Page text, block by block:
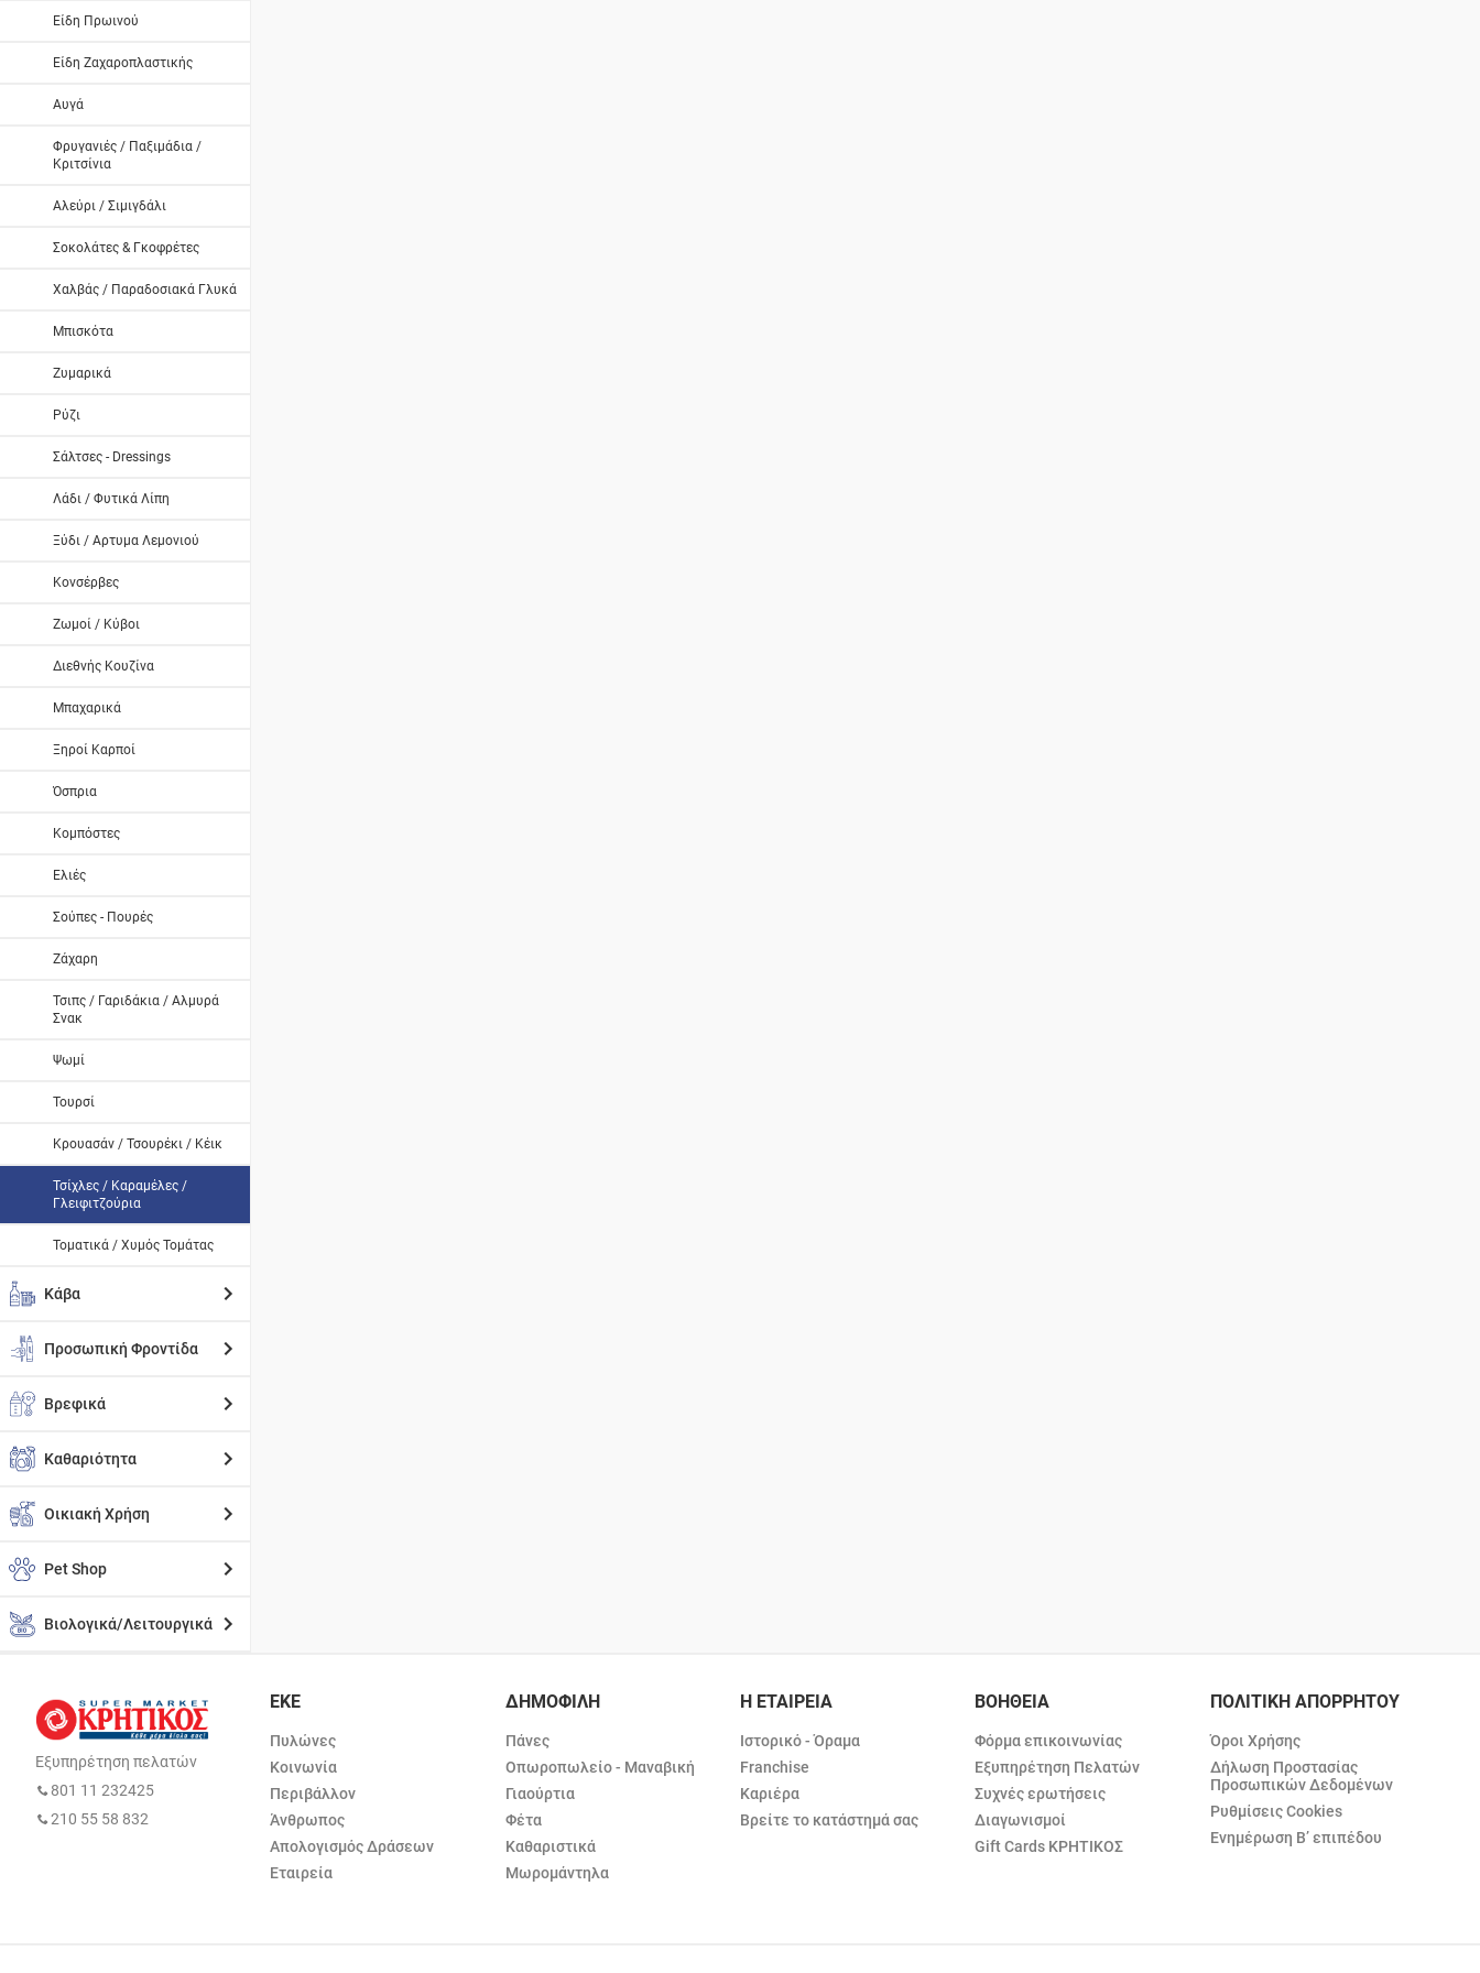
Είδη Πρωινού
Είδη Ζαχαροπλαστικής
Αυγά
Φρυγανιές / Παξιμάδια /
Κριτσίνια
Αλεύρι / Σιμιγδάλι
Σοκολάτες & Γκοφρέτες
Χαλβάς / Παραδοσιακά Γλυκά
Μπισκότα
Ζυμαρικά
Ρύζι
Σάλτσες - Dressings
Λάδι / Φυτικά Λίπη
Ξύδι / Αρτυμα Λεμονιού
Κονσέρβες
Ζωμοί / Κύβοι
Διεθνής Κουζίνα
Μπαχαρικά
Ξηροί Καρποί
Όσπρια
Κομπόστες
Ελιές
Σούπες - Πουρές
Ζάχαρη
Τσιπς / Γαριδάκια / Αλμυρά
Σνακ
Ψωμί
Τουρσί
Κρουασάν / Τσουρέκι / Κέικ
Τσίχλες / Καραμέλες /
Γλειφιτζούρια
Τοματικά / Χυμός Τομάτας
Κάβα
Προσωπική Φροντίδα
Βρεφικά
Καθαριότητα
Οικιακή Χρήση
Pet Shop
Βιολογικά/Λειτουργικά
Εξυπηρέτηση πελατών
801 11 232425
210 55 58 832
ΕΚΕ
Πυλώνες
Κοινωνία
Περιβάλλον
Άνθρωπος
Απολογισμός Δράσεων
Εταιρεία
ΔΗΜΟΦΙΛΗ
Πάνες
Οπωροπωλείο - Μαναβική
Γιαούρτια
Φέτα
Καθαριστικά
Μωρομάντηλα
Η ΕΤΑΙΡΕΙΑ
Ιστορικό - Όραμα
Franchise
Καριέρα
Βρείτε το κατάστημά σας
ΒΟΗΘΕΙΑ
Φόρμα επικοινωνίας
Εξυπηρέτηση Πελατών
Συχνές ερωτήσεις
Διαγωνισμοί
Gift Cards ΚΡΗΤΙΚΟΣ
ΠΟΛΙΤΙΚΗ ΑΠΟΡΡΗΤΟΥ
Όροι Χρήσης
Δήλωση Προστασίας
Προσωπικών Δεδομένων
Ρυθμίσεις Cookies
Ενημέρωση Β’ επιπέδου